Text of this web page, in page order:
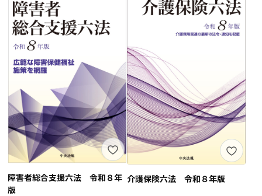
障害者総合支援六法 令和８年
版
介護保険六法 令和８年版